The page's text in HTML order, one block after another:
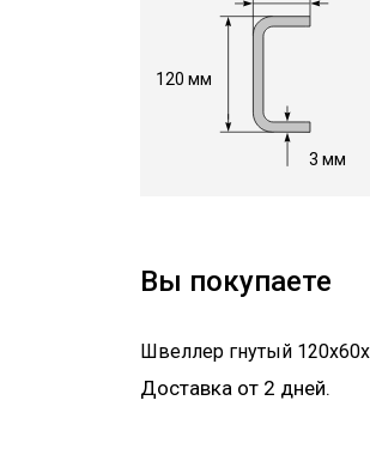
120 мм
3 мм
Вы покупаете
Швеллер гнутый
Доставка от 2 дней.